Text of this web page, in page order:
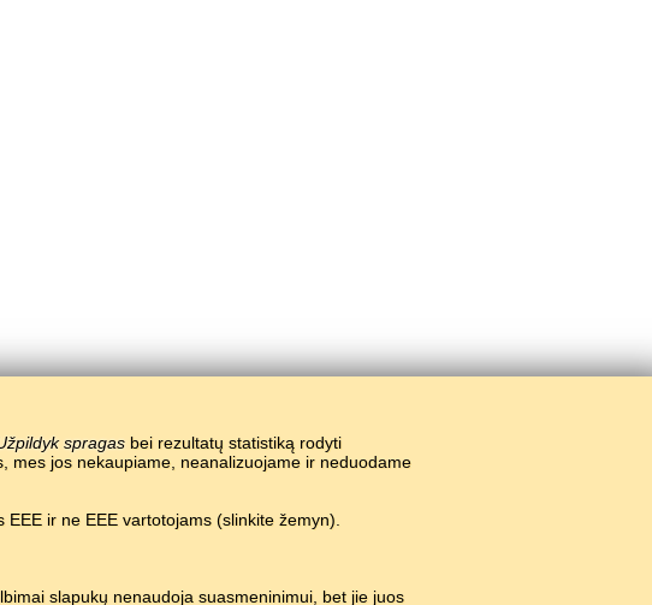
spragas bei rezultatų statistiką rodyti
mes jos nekaupiame, neanalizuojame ir neduodame
ir ne EEE vartotojams (slinkite žemyn).
slapukų nenaudoja suasmeninimui, bet jie juos